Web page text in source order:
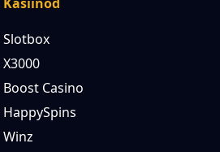
Slotbox
X3000
Boost Casino
HappySpins
Winz